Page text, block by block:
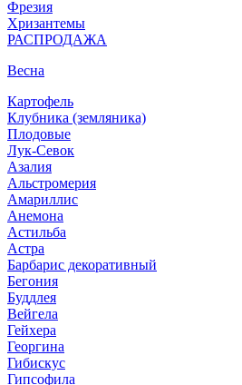
Фрезия
Хризантемы
РАСПРОДАЖА
Весна
Картофель
Клубника (земляника)
Плодовые
Лук-Севок
Азалия
Альстромерия
Амариллис
Анемона
Астильба
Астра
Барбарис декоративный
Бегония
Буддлея
Вейгела
Гейхера
Георгина
Гибискус
Гипсофила